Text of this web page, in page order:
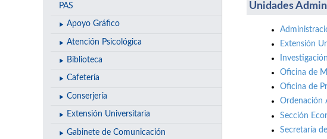
PAS
Apoyo Gráfico
Atención Psicológica
Biblioteca
Cafetería
Conserjería
Extensión Universitaria
Gabinete de Comunicación
Unidades
Extensión
Oficina de
Oficina de
Ordenación
Sección
Secretaría